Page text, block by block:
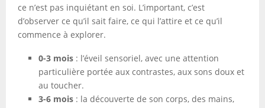
ce n’est pas inquiétant en soi. L’important, c’est
d’observer ce qu’il sait faire, ce qui l’attire et ce qu’il
commence à explorer.
0-3 mois : l’éveil sensoriel, avec une attention
particulière portée aux contrastes, aux sons doux et
au toucher.
3-6 mois : la découverte de son corps, des mains,